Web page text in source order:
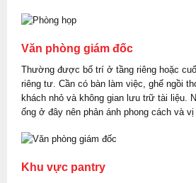
Văn phòng giám đốc
Thường được bố trí ở tầng riêng hoặc
riêng tư. Cần có bàn làm việc, ghế ngồi
khách nhỏ và không gian lưu trữ tài liệu.
ống ở đây nên phản ánh phong cách và
Khu vực pantry